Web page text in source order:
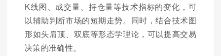
K线图、成交量、持仓量等技术指标的变化，可
以辅助判断市场的短期走势。同时，结合技术图
形如头肩顶、双底等形态学理论，可以提高交易
决策的准确性。